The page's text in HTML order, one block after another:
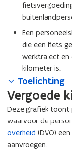
Een
die een fiets
werktraject en
kilometer is.
Toelichting
Vergoede
Deze grafiek toont
waarvoor de
overheid (DVO)
aanvroegen.